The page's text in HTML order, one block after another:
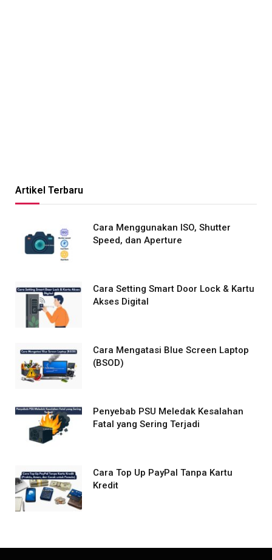
Artikel Terbaru
Cara Menggunakan ISO, Shutter
Speed, dan Aperture
Cara Setting Smart Door Lock & Kartu
Akses Digital
Cara Mengatasi Blue Screen Laptop
(BSOD)
Penyebab PSU Meledak Kesalahan
Fatal yang Sering Terjadi
Cara Top Up PayPal Tanpa Kartu
Kredit